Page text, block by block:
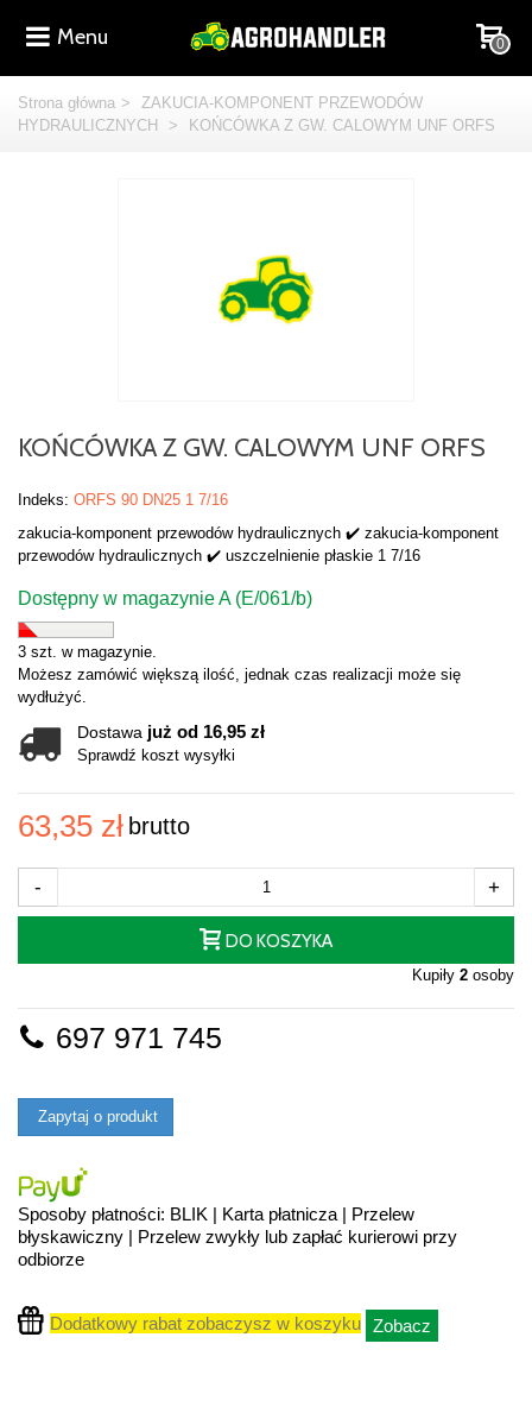
Menu 0
Strona główna >
ZAKUCIA-KOMPONENT PRZEWODÓW
HYDRAULICZNYCH
> KOŃCÓWKA Z GW. CALOWYM UNF ORFS
KOŃCÓWKA Z GW. CALOWYM UNF ORFS
Indeks: ORFS 90 DN25 1 7/16
zakucia-komponent przewodów hydraulicznych ✔️ zakucia-komponent
przewodów hydraulicznych ✔️ uszczelnienie płaskie 1 7/16
Dostępny w magazynie A (E/061/b)
3 szt. w magazynie.
Możesz zamówić większą ilość, jednak czas realizacji może się
wydłużyć.
Dostawa już od 16,95 zł
Sprawdź koszt wysyłki
63,35 zł brutto
- +
DO KOSZYKA
Kupiły 2 osoby
697 971 745
Zapytaj o produkt
Sposoby płatności: BLIK | Karta płatnicza | Przelew
błyskawiczny | Przelew zwykły lub zapłać kurierowi przy
odbiorze
Dodatkowy rabat zobaczysz w koszyku Zobacz